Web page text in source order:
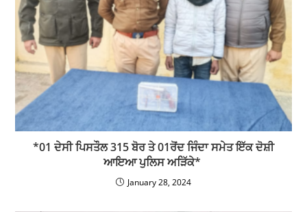
*01 ਦੇਸੀ ਪਿਸਤੌਲ 315 ਬੋਰ ਤੇ 01ਰੋਂਦ ਜਿੰਦਾ ਸਮੇਤ ਇੱਕ ਦੋਸ਼ੀ
ਆਇਆ ਪੁਲਿਸ ਅੜਿੱਕੇ*
January 28, 2024